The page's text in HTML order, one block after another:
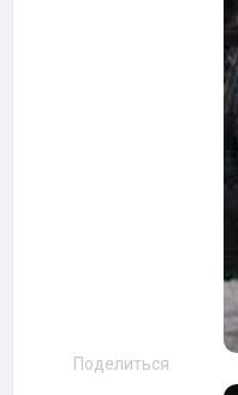
Поделиться